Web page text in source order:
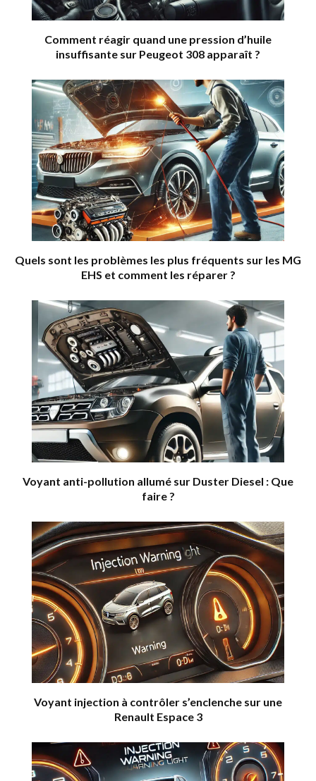
Comment réagir quand une pression d’huile
insuffisante sur Peugeot 308 apparaît ?
Quels sont les problèmes les plus fréquents sur les MG
EHS et comment les réparer ?
Voyant anti-pollution allumé sur Duster Diesel : Que
faire ?
Voyant injection à contrôler s’enclenche sur une
Renault Espace 3